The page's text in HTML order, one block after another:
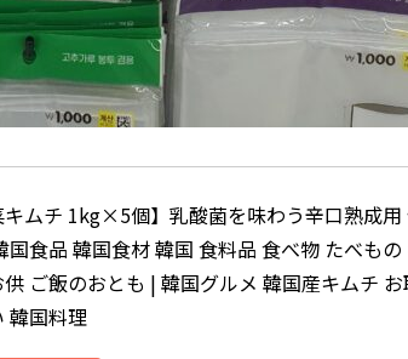
キムチ 1kg×5個】乳酸菌を味わう辛口熟成
国食品 韓国食材 韓国 食料品 食べ物 たべも
ご飯のおとも | 韓国グルメ 韓国産キムチ
韓国料理